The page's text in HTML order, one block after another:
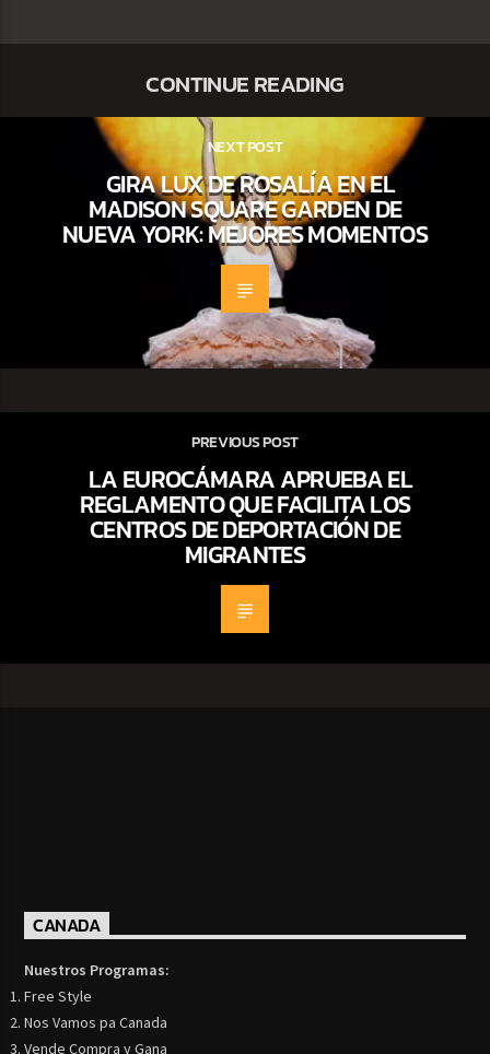
CONTINUE READING
NEXT POST
GIRA LUX DE ROSALÍA EN EL
MADISON SQUARE GARDEN DE
NUEVA YORK: MEJORES MOMENTOS
PREVIOUS POST
LA EUROCÁMARA APRUEBA EL
REGLAMENTO QUE FACILITA LOS
CENTROS DE DEPORTACIÓN DE
MIGRANTES
CANADA
Nuestros Programas:
Free Style
Nos Vamos pa Canada
Vende Compra y Gana